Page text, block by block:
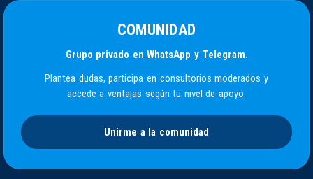
COMUNIDAD
Grupo privado en WhatsApp y Telegram.
Plantea dudas, participa en consultorios moderados y
accede a ventajas según tu nivel de apoyo.
Unirme a la comunidad